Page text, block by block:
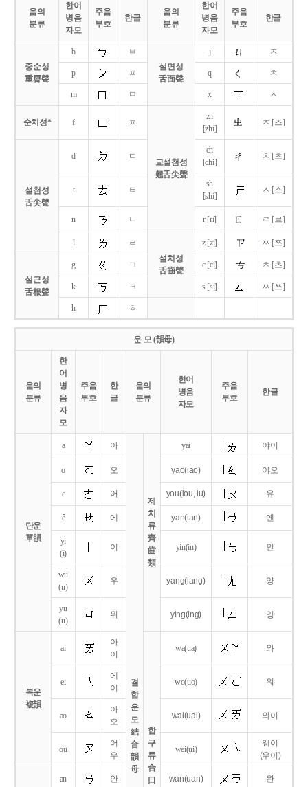
음의
분류
한어
병음
자모
주음
부호
한글
음의
분류
한어
병음
자모
주음
부호
한글
중순성
重脣聲
b
ㅂ
설면성
舌面聲
j ㅈ
p ㅍ q ㅊ
m ㅁ x ㅅ
순치성* f ㅍ
교설첨성
翹舌尖聲
zh
[zhi]
ㅈ [즈]
설첨성
舌尖聲
d ㄷ
ch
[chi]
ㅊ [츠]
t ㅌ
sh
[shi]
ㅅ [스]
n ㄴ r [ri] ㄖ ㄹ [르]
l
ㄹ
설치성
舌齒聲
z [zi] ㅉ [쯔]
설근성
舌根聲
g ㄱ c [ci] ㅊ [츠]
k ㅋ s [si] ㅆ [쓰]
h ㅎ
운 모 (韻母)
음의
분류
한
어
병
음
자
모
주음
부호
한
글
음의
분류
한어
병음
자모
주음
부호
한글
단운
單韻
a 아
결
합
운
모
結
合
韻
母
제
치
류
齊
齒
類
yai 야이
o 오 yao(iao) 야오
e 어 you(iou,iu) 유
ê 에 yan(ian) 옌
yi
(i)
이 yin(in) 인
wu
(u)
우 yang(iang) 양
yu
(u)
위 ying(ing) 잉
복운
複韻
ai
아
이
합
구
류
合
口
wa(ua) 와
ei
에
이
wo(uo) 워
ao
아
오
wai(uai) 와이
ou
어
우
wei(ui)
웨이
(우이)
an 안 wan(uan) 완